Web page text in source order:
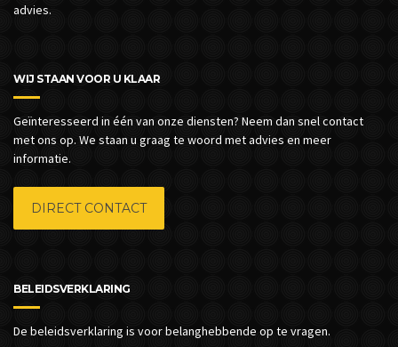
advies.
WIJ STAAN VOOR U KLAAR
Geïnteresseerd in één van onze diensten? Neem dan snel contact
met ons op. We staan u graag te woord met advies en meer
informatie.
DIRECT CONTACT
BELEIDSVERKLARING
De beleidsverklaring is voor belanghebbende op te vragen.